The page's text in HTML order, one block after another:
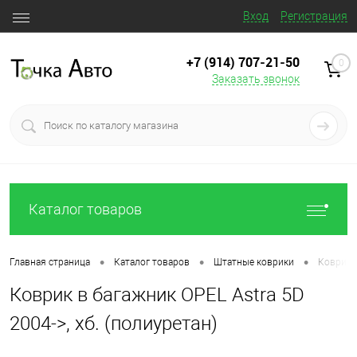
Вход Регистрация
+7 (914) 707‒21‒50
Заказать звонок
0
Каталог товаров
Главная страница • Каталог товаров • Штатные коврики • Коврик
Коврик в багажник OPEL Astra 5D
2004->, хб. (полиуретан)